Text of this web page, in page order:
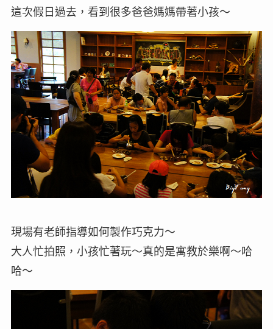
這次假日過去，看到很多爸爸媽媽帶著小孩～
現場有老師指導如何製作巧克力～
大人忙拍照，小孩忙著玩～真的是寓教於樂啊～哈
哈～